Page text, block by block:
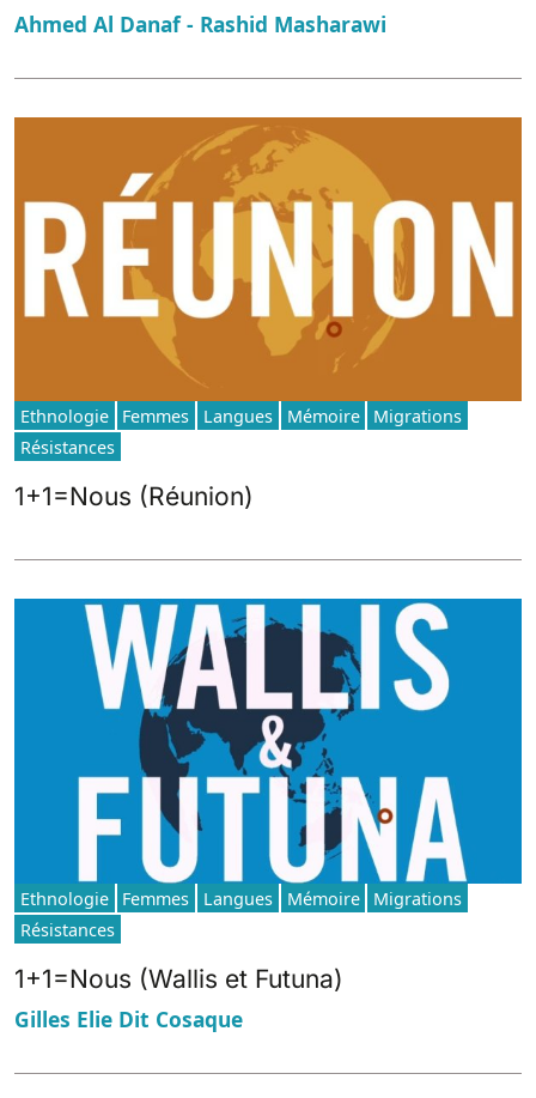
Ahmed Al Danaf - Rashid Masharawi
Ethnologie Femmes Langues Mémoire
Migrations
Résistances
1+1=Nous (Réunion)
Ethnologie Femmes Langues Mémoire
Migrations
Résistances
1+1=Nous (Wallis et Futuna)
Gilles Elie Dit Cosaque